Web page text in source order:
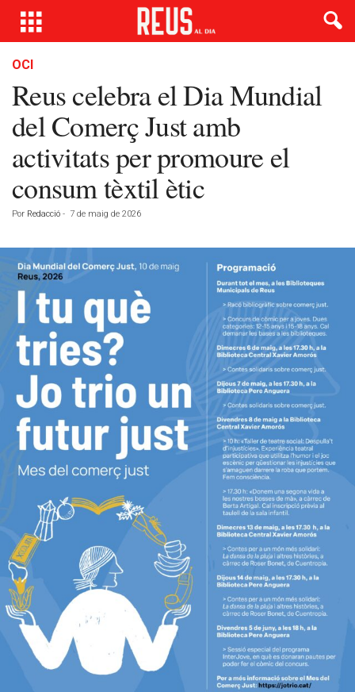
OCI
Reus celebra el Dia Mundial
del Comerç Just amb
activitats per promoure el
consum tèxtil ètic
Por Redacció - 7 de maig de 2026